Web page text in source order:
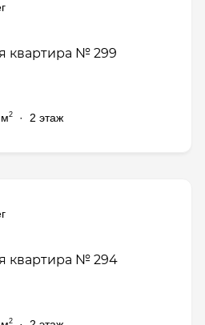
2 · 2 этаж
2